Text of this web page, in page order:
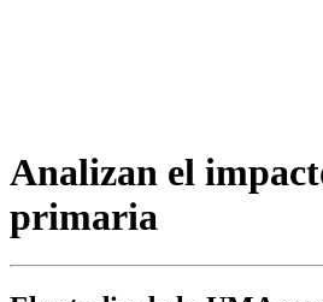
Analizan el
primaria